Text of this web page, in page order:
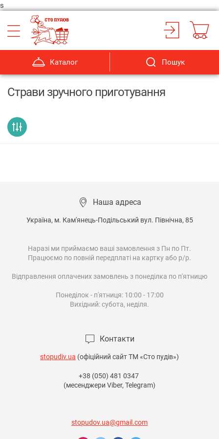
s
Каталог Пошук
Страви зручного приготування
Наша адреса
Україна, м. Кам'янець-Подільський вул. Північна, 85
Наразі ми приймаємо ваші замовлення з Пн по Пт.
Працюємо по повній передплаті на картку або р/р.
Відправлення оплачених замовлень з понеділка по п'ятницю
Понеділок - п'ятниця: 10:00 - 17:00
Вихідний: субота, неділя.
Контакти
stopudiv.ua (офіційний сайт ТМ «Сто пудів»)
+38 (050) 481 0347
(месенджери Viber, Telegram)
stopudov.ua@gmail.com